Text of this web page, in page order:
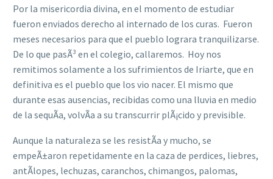
Por la misericordia divina, en el momento de estudiar
fueron enviados derecho al internado de los curas. Fueron
meses necesarios para que el pueblo lograra tranquilizarse.
De lo que pasÃ³ en el colegio, callaremos. Hoy nos
remitimos solamente a los sufrimientos de Iriarte, que en
definitiva es el pueblo que los vio nacer. El mismo que
durante esas ausencias, recibidas como una lluvia en medio
de la sequÃ­a, volvÃ­a a su transcurrir plÃ¡cido y previsible.
Aunque la naturaleza se les resistÃ­a y mucho, se
empeÃ±aron repetidamente en la caza de perdices, liebres,
antÃ­lopes, lechuzas, caranchos, chimangos, palomas,